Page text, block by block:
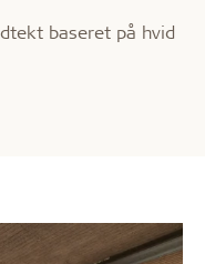
baseret på hvid